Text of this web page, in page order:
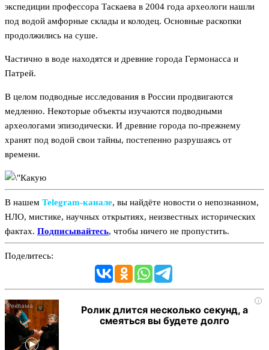
экспедиции профессора Таскаева в 2004 года археологи нашли
под водой амфорные склады и колодец. Основные раскопки
продолжились на суше.
Частично в воде находятся и древние города Гермонасса и
Патрей.
В целом подводные исследования в России продвигаются
медленно. Некоторые объекты изучаются подводными
археологами эпизодически. И древние города по-прежнему
хранят под водой свои тайны, постепенно разрушаясь от
времени.
В нашем Telegram‑канале, вы найдёте новости о непознанном,
НЛО, мистике, научных открытиях, неизвестных исторических
фактах. Подписывайтесь, чтобы ничего не пропустить.
Поделитесь:
i
Ролик длится несколько секунд, а
смеяться вы будете долго